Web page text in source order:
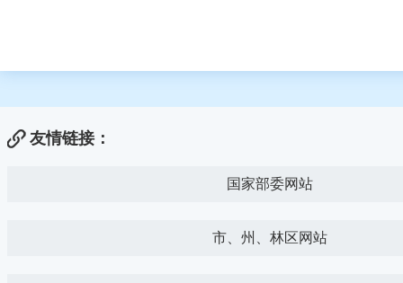
友情链接：
国家部委网站
市、州、林区网站